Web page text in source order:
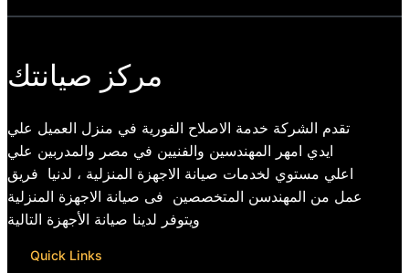
مركز صيانتك
تقدم الشركة خدمة الاصلاح الفورية في منزل العميل علي
ايدي امهر المهندسين والفنيين في مصر والمدربين علي
اعلي مستوي لخدمات صيانة الاجهزة المنزلية ، لدنيا فريق
عمل من المهندسن المتخصصين فى صيانة الاجهزة المنزلية
ويتوفر لدينا صيانة الأجهزة التالية
Quick Links